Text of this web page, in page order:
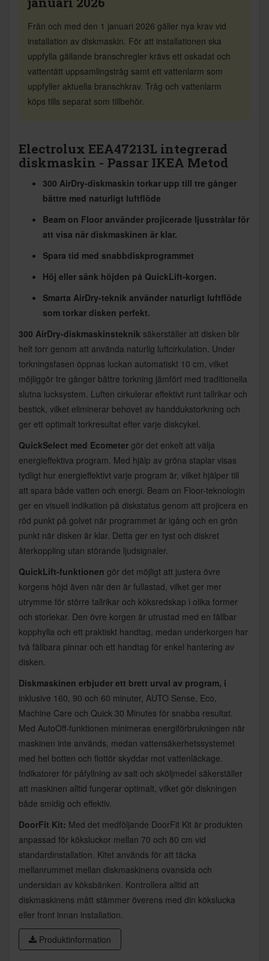
Från och med den 1 januari 2026 gäller nya krav vid
installation av diskmaskin. För att installationen ska
uppfylla gällande branschregler krävs ett oskadat och
vattentätt uppsamlingstråg samt ett vattenlarm som
uppfyller aktuella branschkrav. Tråg och vattenlarm
köps tills separat som tillbehör.
Electrolux EEA47213L integrerad
diskmaskin - Passar IKEA Metod
300 AirDry-diskmaskin torkar upp till tre gånger
bättre med naturligt luftflöde
Beam on Floor använder projicerade ljusstrålar för
att visa när diskmaskinen är klar.
Spara tid med snabbdiskprogrammet
Höj eller sänk höjden på QuickLift-korgen.
Smarta AirDry-teknik använder naturligt luftflöde
som torkar disken perfekt.
300 AirDry-diskmaskinsteknik säkerställer att disken blir
helt torr genom att använda naturlig luftcirkulation. Under
torkningsfasen öppnas luckan automatiskt 10 cm, vilket
möjliggör tre gånger bättre torkning jämfört med traditionella
slutna lucksystem. Luften cirkulerar effektivt runt tallrikar och
bestick, vilket eliminerar behovet av handdukstorkning och
ger ett optimalt torkresultat efter varje diskcykel.
QuickSelect med Ecometer gör det enkelt att välja
energieffektiva program. Med hjälp av gröna staplar visas
tydligt hur energieffektivt varje program är, vilket hjälper till
att spara både vatten och energi. Beam on Floor-teknologin
ger en visuell indikation på diskstatus genom att projicera en
röd punkt på golvet när programmet är igång och en grön
punkt när disken är klar. Detta ger en tyst och diskret
återkoppling utan störande ljudsignaler.
QuickLift-funktionen gör det möjligt att justera övre
korgens höjd även när den är fullastad, vilket ger mer
utrymme för större tallrikar och köksredskap i olika former
och storlekar. Den övre korgen är utrustad med en fällbar
kopphylla och ett praktiskt handtag, medan underkorgen har
två fällbara pinnar och ett handtag för enkel hantering av
disken.
Diskmaskinen erbjuder ett brett urval av program, i
inklusive 160, 90 och 60 minuter, AUTO Sense, Eco,
Machine Care och Quick 30 Minutes för snabba resultat.
Med AutoOff-funktionen minimeras energiförbrukningen när
maskinen inte används, medan vattensäkerhetssystemet
med hel botten och flottör skyddar mot vattenläckage.
Indikatorer för påfyllning av salt och sköljmedel säkerställer
att maskinen alltid fungerar optimalt, vilket gör diskningen
både smidig och effektiv.
DoorFit Kit: Med det medföljande DoorFit Kit är produkten
anpassad för köksluckor mellan 70 och 80 cm vid
standardinstallation. Kitet används för att täcka
mellanrummet mellan diskmaskinens ovansida och
undersidan av köksbänken. Kontrollera alltid att
diskmaskinens mått stämmer överens med din kökslucka
eller front innan installation.
Produktinformation